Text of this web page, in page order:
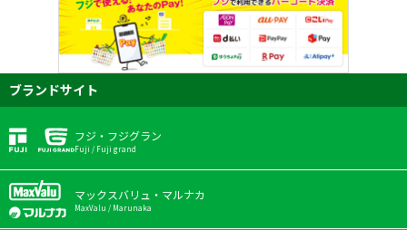
ブランドサイト
フジ・フジグラン
Fuji / Fuji grand
マックスバリュ・マルナカ
MaxValu / Marunaka